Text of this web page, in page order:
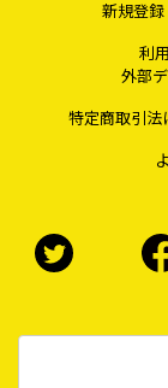
新規登録
利
外部
特定商取引法